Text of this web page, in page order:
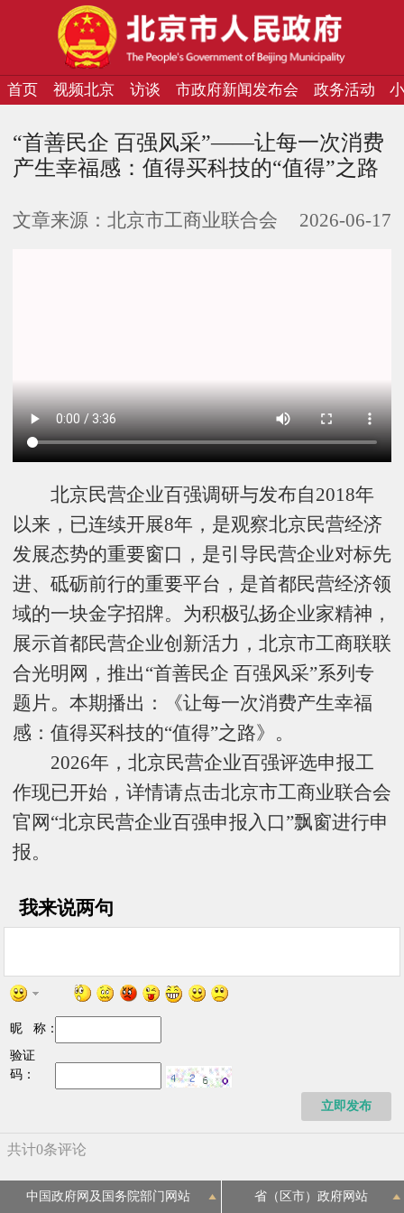
首页 视频北京 访谈 市政府新闻发布会 政务活动
“首善民企 百强风采”——让每一次消费
产生幸福感：值得买科技的“值得”之路
文章来源： 北京市工商业联合会 2026-06-17
北京民营企业百强调研与发布自2018年
以来，已连续开展8年，是观察北京民营经济
发展态势的重要窗口，是引导民营企业对标先
进、砥砺前行的重要平台，是首都民营经济领
域的一块金字招牌。为积极弘扬企业家精神，
展示首都民营企业创新活力，北京市工商联联
合光明网，推出“首善民企 百强风采”系列专
题片。本期播出：《让每一次消费产生幸福
感：值得买科技的“值得”之路》。
2026年，北京民营企业百强评选申报工
作现已开始，详情请点击北京市工商业联合会
官网“北京民营企业百强申报入口”飘窗进行申
报。
我来说两句
昵 称：
验证
码：
立即发布
中国政府网及国务院部门网站 省（区市）政府网站